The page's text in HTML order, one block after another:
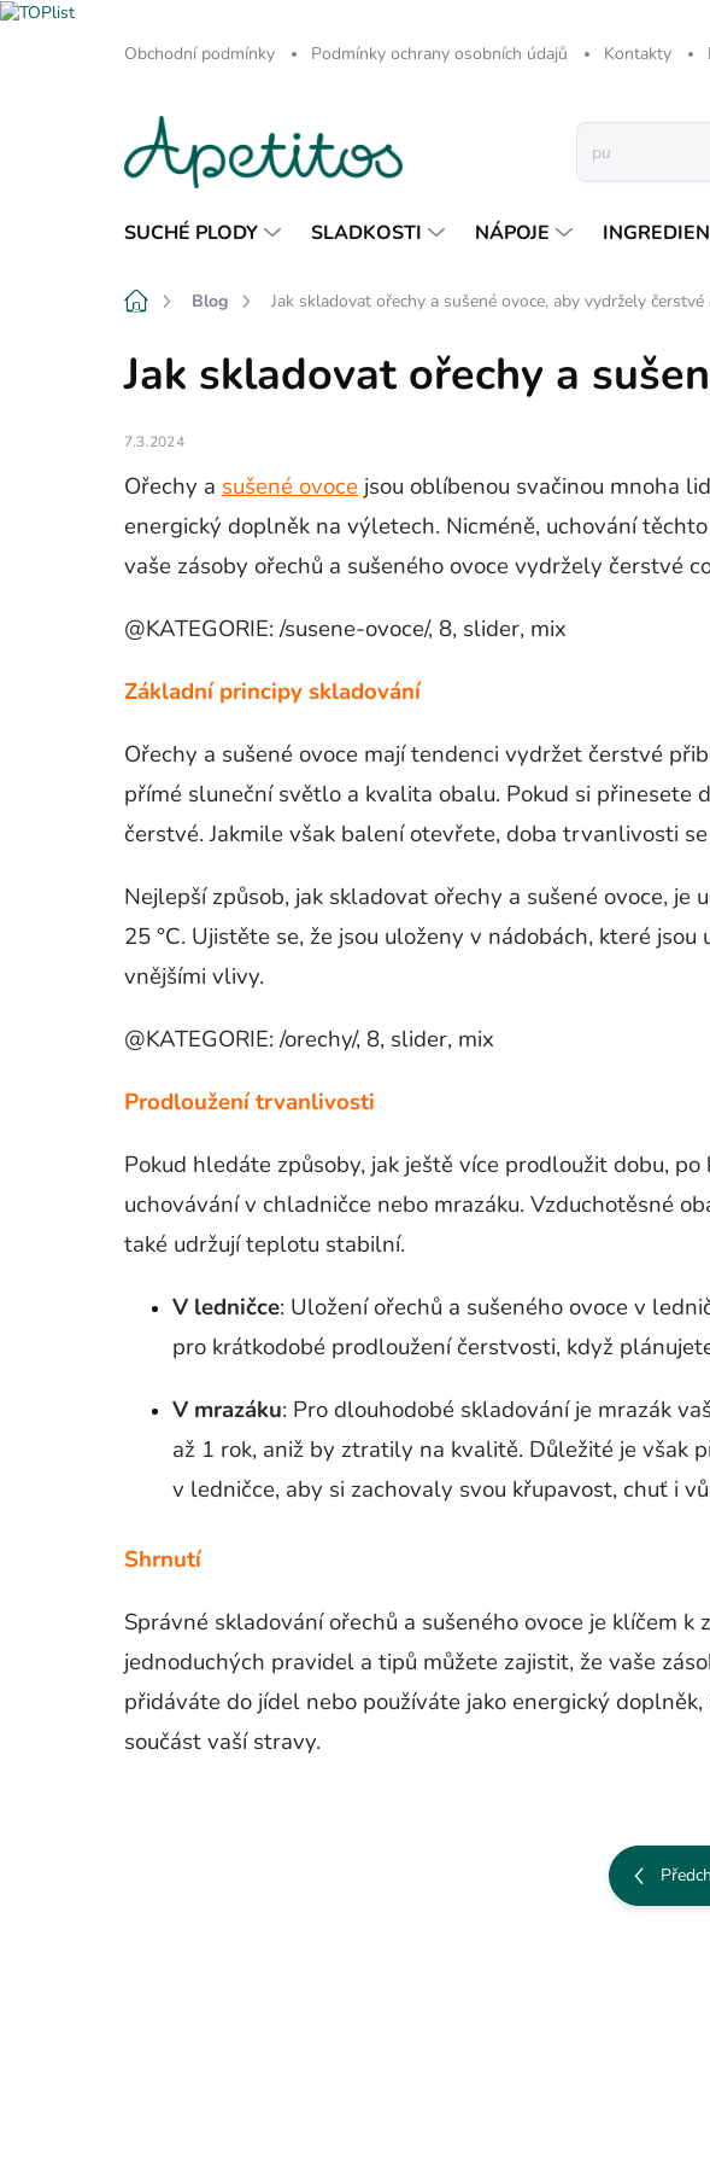
Obchodní podmínky Podmínky ochrany osobních údajů Kontakty
SUCHÉ PLODY SLADKOSTI NÁPOJE
DomůBlog Jak skladovat ořechy a sušené ovoce, aby vydržely čerstvé
Jak skladovat ořechy a
7.3.2024
Ořechy a sušené ovoce jsou oblíbenou svačinou mnoha
energický doplněk na výletech. Nicméně, uchování
vaše zásoby ořechů a sušeného ovoce vydržely čerstvé
@KATEGORIE: /susene-ovoce/, 8, slider, mix
Základní principy skladování
Ořechy a sušené ovoce mají tendenci vydržet čerstvé
přímé sluneční světlo a kvalita obalu. Pokud si
čerstvé. Jakmile však balení otevřete, doba trvanlivosti
Nejlepší způsob, jak skladovat ořechy a sušené ovoce,
25 °C. Ujistěte se, že jsou uloženy v nádobách, které
vnějšími vlivy.
@KATEGORIE: /orechy/, 8, slider, mix
Prodloužení trvanlivosti
Pokud hledáte způsoby, jak ještě více prodloužit dobu, po
uchovávání v chladničce nebo mrazáku. Vzduchotěsné
také udržují teplotu stabilní.
V ledničce: Uložení ořechů a sušeného ovoce v
pro krátkodobé prodloužení čerstvosti, když
V mrazáku: Pro dlouhodobé skladování je mrazák
až 1 rok, aniž by ztratily na kvalitě. Důležité je však
v ledničce, aby si zachovaly svou křupavost, chuť i
Shrnutí
Správné skladování ořechů a sušeného ovoce je klíčem
jednoduchých pravidel a tipů můžete zajistit, že vaše
přidáváte do jídel nebo používáte jako energický
součást vaší stravy.